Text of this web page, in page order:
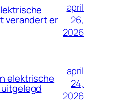
verandert er
april
26,
2026
elektrische
april
24,
2026